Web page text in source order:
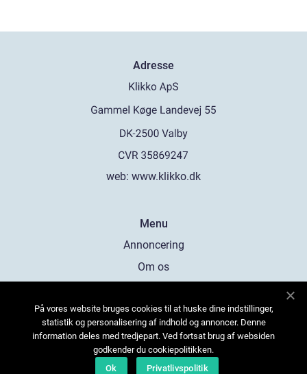
Adresse
web: www.klikko.dk
Menu
Annoncering
Om os
Kontakt os
Sitemap
På vores website bruges cookies til at huske dine indstillinger,
statistik og personalisering af indhold og annoncer. Denne
information deles med tredjepart. Ved fortsat brug af websiden
godkender du cookiepolitikken.
Ok
Privatlivspolitik